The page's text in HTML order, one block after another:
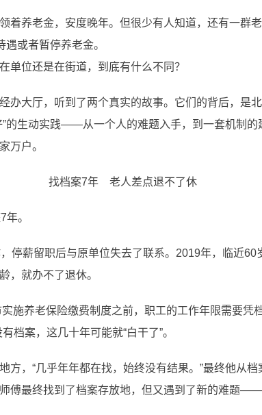
养老金，安度晚年。但很少有人知道，还有一群
或者暂停养老金。
位还是在街道，到底有什么不同？
大厅，听到了两个真实的故事。它们的背后，是
的生动实践——从一个人的难题入手，到一套机制的
家万户。
找档案7年 老人差点退不了休
。
薪留职后与原单位失去了联系。2019年，临近60
，就办不了退休。
养老保险缴费制度之前，职工的工作年限需要凭
档案，这几十年可能就“白干了”。
，“几乎年年都在找，始终没有结果。”最终他从档
傅最终找到了档案存放地，但又遇到了新的难题——